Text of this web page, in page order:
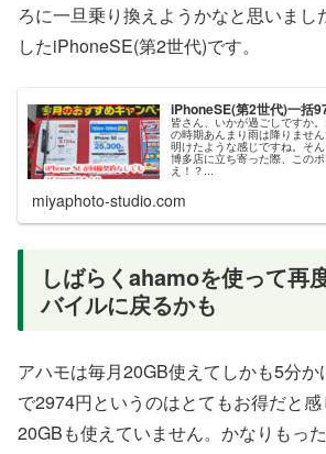
ろに一旦乗り換えようかなと思いまし
したiPhoneSE(第2世代)です。
iPhoneSE(第2世代)一括
皆さん、いかが過ごしですか
の時期あんまり雨は降りませ
明けたような感じですね。そ
博多店に立ち寄った際、この
え！？...
miyaphoto-studio.com
しばらくahamoを使って再
バイルに戻るかも
アハモは毎月20GB使えてしかも5分
で2974円というのはとてもお得だと
20GBも使えていません。かなりもっ